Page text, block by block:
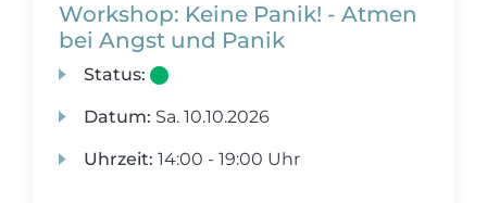
Workshop: Keine Panik! - Atmen
bei Angst und Panik
Status:
Datum: Sa. 10.10.2026
Uhrzeit: 14:00 - 19:00 Uhr